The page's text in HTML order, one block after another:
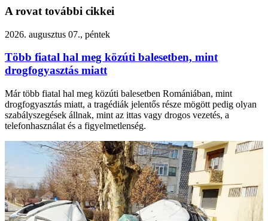
A rovat további cikkei
2026. augusztus 07., péntek
Több fiatal hal meg közúti balesetben, mint
drogfogyasztás miatt
Már több fiatal hal meg közúti balesetben Romániában, mint
drogfogyasztás miatt, a tragédiák jelentős része mögött pedig olyan
szabályszegések állnak, mint az ittas vagy drogos vezetés, a
telefonhasználat és a figyelmetlenség.